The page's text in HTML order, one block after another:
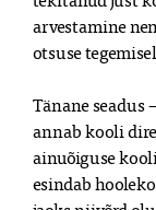
arvestamine
otsuse
Tänane seadus
annab kooli
ainuõiguse
esindab